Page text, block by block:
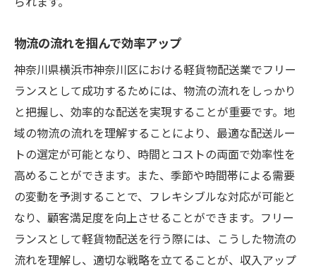
物流の流れを掴んで効率アップ
神奈川県横浜市神奈川区における軽貨物配送業でフリー
ランスとして成功するためには、物流の流れをしっかり
と把握し、効率的な配送を実現することが重要です。地
域の物流の流れを理解することにより、最適な配送ルー
トの選定が可能となり、時間とコストの両面で効率性を
高めることができます。また、季節や時間帯による需要
の変動を予測することで、フレキシブルな対応が可能と
なり、顧客満足度を向上させることができます。フリー
ランスとして軽貨物配送を行う際には、こうした物流の
流れを理解し、適切な戦略を立てることが、収入アップ